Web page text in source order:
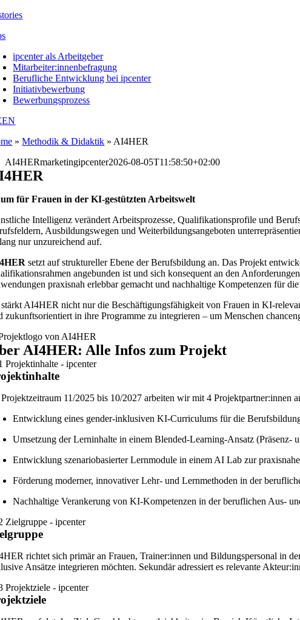
ipcenter als Arbeitgeber
Mitarbeiter:innenbefragung
Berufliche Entwicklung bei ipcenter
Initiativbewerbung
Bewerbungsprozess
EN
»Methodik & Didaktik » AI4HER
AI4HERmarketingipcenter2026-08-05T11:58:50+02:00
für Frauen in der KI-gestützten Arbeitswelt
Intelligenz verändert Arbeitsprozesse, Qualifikationsprofile und
Ausbildungswegen und Weiterbildungsangeboten
nur unzureichend auf.
setzt auf struktureller Ebene der Berufsbildung an. Das Projekt
angebunden ist und sich konsequent an den
praxisnah erlebbar gemacht und nachhaltige Kompetenzen für
stärkt AI4HER nicht nur die Beschäftigungsfähigkeit von Frauen in KI-
zukunftsorientiert in ihre Programme zu integrieren – um Menschen
AI4HER: Alle Infos zum Projekt
11/2025 bis 10/2027 arbeiten wir mit 4 Projektpartner:innen
Entwicklung eines gender-inklusiven KI-Curriculums für die
Umsetzung der Lerninhalte in einem Blended-Learning-Ansatz (Präsenz-
Entwicklung szenariobasierter Lernmodule in einem AI Lab zur
Förderung moderner, innovativer Lehr- und Lernmethoden in der
Nachhaltige Verankerung von KI-Kompetenzen in der beruflichen Aus-
richtet sich primär an Frauen, Trainer:innen und Bildungspersonal in
Ansätze integrieren möchten. Sekundär adressiert es relevante